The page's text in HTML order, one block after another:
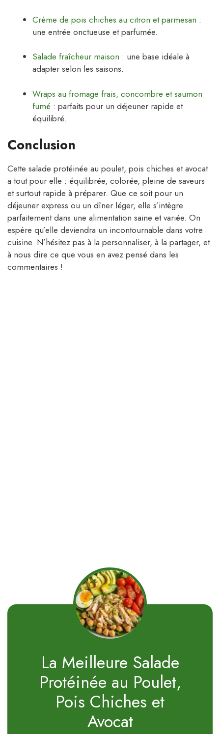
Crème de pois chiches au citron et parmesan :
une entrée onctueuse et parfumée.
Salade fraîcheur maison : une base idéale à
adapter selon les saisons.
Wraps au fromage frais, concombre et saumon
fumé : parfaits pour un déjeuner rapide et
équilibré.
Conclusion
Cette salade protéinée au poulet, pois chiches et avocat
a tout pour elle : équilibrée, colorée, pleine de saveurs
et surtout rapide à préparer. Que ce soit pour un
déjeuner express ou un dîner léger, elle s’intègre
parfaitement dans une alimentation saine et variée. On
espère qu’elle deviendra un incontournable dans votre
cuisine. N’hésitez pas à la personnaliser, à la partager, et
à nous dire ce que vous en avez pensé dans les
commentaires !
La Meilleure Salade
Protéinée au Poulet,
Pois Chiches et
Avocat